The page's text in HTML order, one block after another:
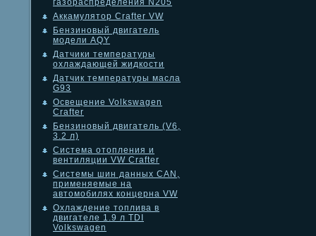
газораспределения N205
Аккамулятор Crafter VW
Бензиновый двигатель
модели AQY
Датчики температуры
охлаждающей жидкости
Датчик температуры масла
G93
Освещение Volkswagen
Crafter
Бензиновый двигатель (V6,
3.2 л)
Система отопления и
вентиляции VW Crafter
Системы шин данных CAN,
применяемые на
автомобилях концерна VW
Охлаждение топлива в
двигателе 1.9 л TDI
Volkswagen